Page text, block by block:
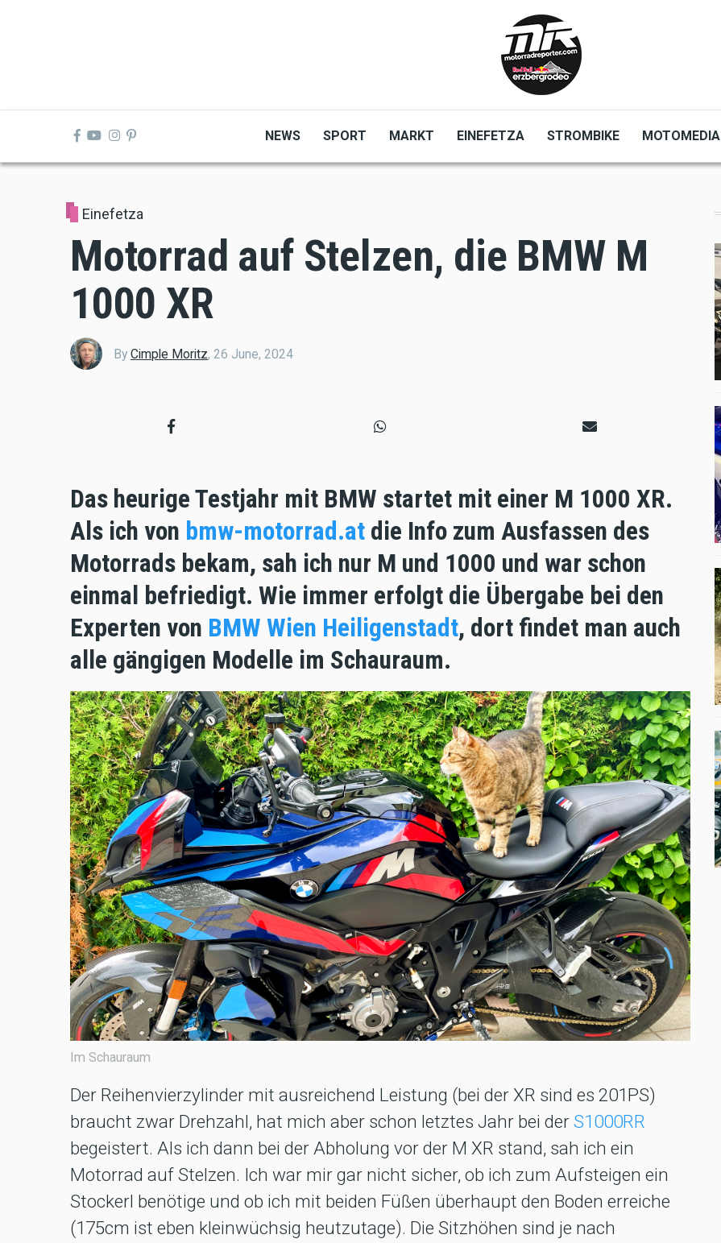
NEWS SPORT MARKT EINEFETZA STROMBIKE MOTOMEDIA
Einefetza
Motorrad auf Stelzen, die BMW M
1000 XR
By Cimple Moritz, 26 June, 2024
Das heurige Testjahr mit BMW startet mit einer M 1000 XR.
Als ich von bmw-motorrad.at die Info zum Ausfassen des
Motorrads bekam, sah ich nur M und 1000 und war schon
einmal befriedigt. Wie immer erfolgt die Übergabe bei den
Experten von BMW Wien Heiligenstadt, dort findet man auch
alle gängigen Modelle im Schauraum.
Im Schauraum
Der Reihenvierzylinder mit ausreichend Leistung (bei der XR sind es 201PS)
braucht zwar Drehzahl, hat mich aber schon letztes Jahr bei derS1000RR
begeistert. Als ich dann bei der Abholung vor der M XR stand, sah ich ein
Motorrad auf Stelzen. Ich war mir gar nicht sicher, ob ich zum Aufsteigen ein
Stockerl benötige und ob ich mit beiden Füßen überhaupt den Boden erreiche
(175cm ist eben kleinwüchsig heutzutage). Die Sitzhöhen sind je nach